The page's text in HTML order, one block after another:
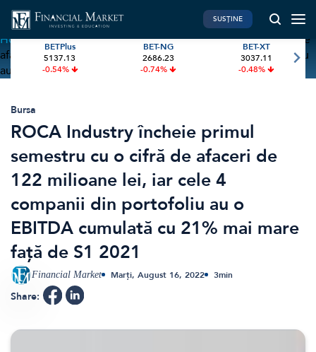
Home»ROCA Industry încheie primul semestru cu o cifră de
afaceri de 122 milioane lei, iar cele 4 companii din portofoliu
au o EBITDA cumulată cu 21% mai mare față de S1 2021
PIATA DE CAPITAL
Investiții
International
BVB Recap
Bursa
Acțiunea Zilei
Brokeri
FINANTE PERSONALE
Pensie & taxe
Credite
Asigurari
Start-Up
FINTECH
Artificial Intelligence
Crypto
GREEN FINANCE
SUSȚINE
BETPlus
5137.13
-0.54%
BET-NG
2686.23
-0.74%
BET-XT
3037.11
-0.48%
Bursa
ROCA Industry încheie primul
semestru cu o cifră de afaceri de
122 milioane lei, iar cele 4
companii din portofoliu au o
EBITDA cumulată cu 21% mai mare
față de S1 2021
Financial Market Marți, August 16, 2022 3min
Share: